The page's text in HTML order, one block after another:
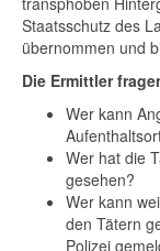
Staatsschutz des
übernommen und
Die Ermittler
Wer kann
Wer hat die
gesehen?
Wer kann
den Tätern
Polizei